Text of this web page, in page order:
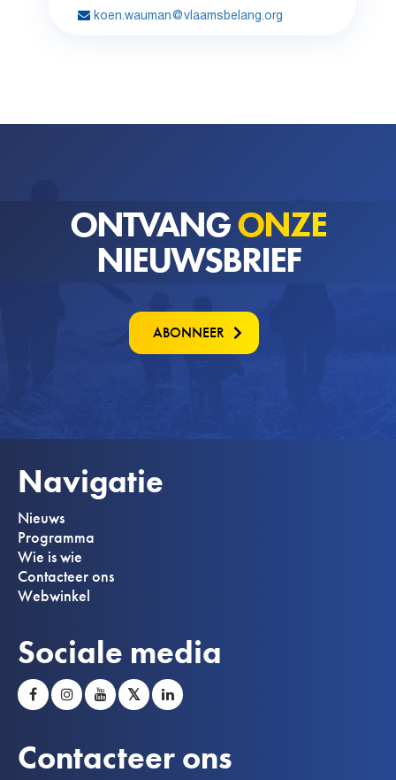
koen.wauman@vlaamsbelang.org
ONTVANGONZE
NIEUWSBRIEF
ABONNEER
Navigatie
Nieuws
Programma
Wie is wie
Contacteer ons
Webwinkel
Sociale media
𝕏
Contacteer ons